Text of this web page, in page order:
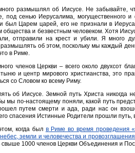
размышлял об Иисусе. Не забывайте,
под сенью Иерусалима, могущественного
был Царем царей, его не признали в
общества и безвестным человеком. Хотя
отправили на крест и убили. Я много
об этом, поскольку мы каждый
в Риме.
членов Церкви – всего около двухсот
и центр мирового христианства, это
со Словом ко всему Риму.
об Иисусе. Земной путь Христа никогда
мы по-настоящему поняли, какой путь
путем смерти и ада, ради нас он
спасения Истинные Родители прошли путь,
когда был в Риме во время проведения
земли и человечества и
свыше 1000 членов Церкви Объединения и